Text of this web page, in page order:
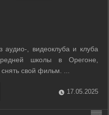
аудио-, видеоклуба и клуба
школы в Орегоне,
свой фильм. ...
17.05.2025